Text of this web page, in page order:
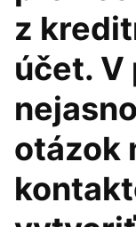
z
účet. V
otázok